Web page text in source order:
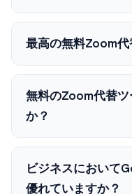
最高の無料Zoom代
無料のZoom代替
か？
ビジネスにおいて
優れていますか？